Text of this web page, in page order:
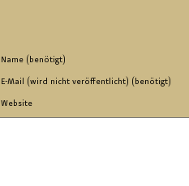
Name (benötigt)
E-Mail (wird nicht veröffentlicht) (benötigt)
Website